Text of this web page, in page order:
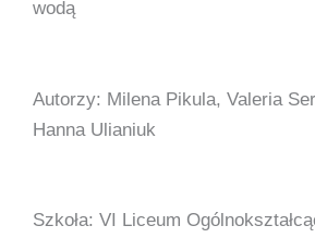
wodą
Autorzy: Milena Pikula, Valeria
Hanna Ulianiuk
Szkoła: VI Liceum